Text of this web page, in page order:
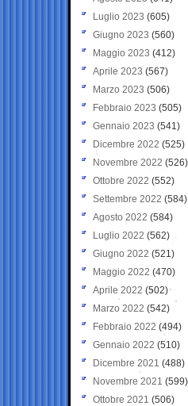
Luglio 2023 (605)
Giugno 2023 (560)
Maggio 2023 (412)
Aprile 2023 (567)
Marzo 2023 (506)
Febbraio 2023 (505)
Gennaio 2023 (541)
Dicembre 2022 (525)
Novembre 2022 (526)
Ottobre 2022 (552)
Settembre 2022 (584)
Agosto 2022 (584)
Luglio 2022 (562)
Giugno 2022 (521)
Maggio 2022 (470)
Aprile 2022 (502)
Marzo 2022 (542)
Febbraio 2022 (494)
Gennaio 2022 (510)
Dicembre 2021 (488)
Novembre 2021 (599)
Ottobre 2021 (506)